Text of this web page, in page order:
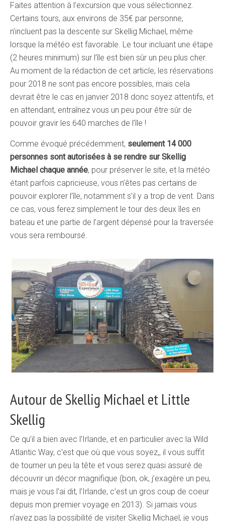
Faites attention à l’excursion que vous sélectionnez.
Certains tours, aux environs de 35€ par personne,
n’incluent pas la descente sur Skellig Michael, même
lorsque la météo est favorable. Le tour incluant une étape
(2 heures minimum) sur l’île est bien sûr un peu plus cher.
Au moment de la rédaction de cet article, les réservations
pour 2018 ne sont pas encore possibles, mais cela
devrait être le cas en janvier 2018 donc soyez attentifs, et
en attendant, entraînez vous un peu pour être sûr de
pouvoir gravir les 640 marches de l’île !
Comme évoqué précédemment, seulement 14 000
personnes sont autorisées à se rendre sur Skellig
Michael chaque année, pour préserver le site, et la météo
étant parfois capricieuse, vous n’êtes pas certains de
pouvoir explorer l’île, notamment s’il y a trop de vent. Dans
ce cas, vous ferez simplement le tour des deux îles en
bateau et une partie de l’argent dépensé pour la traversée
vous sera remboursé.
Autour de Skellig Michael et Little
Skellig
Ce qu’il a bien avec l’Irlande, et en particulier avec la Wild
Atlantic Way, c’est que où que vous soyez,, il vous suffit
de tourner un peu la tête et vous serez quasi assuré de
découvrir un décor magnifique (bon, ok, j’exagère un peu,
mais je vous l’ai dit, l’Irlande, c’est un gros coup de coeur
depuis mon premier voyage en 2013). Si jamais vous
n’avez pas la possibilité de visiter Skellig Michael, je vous